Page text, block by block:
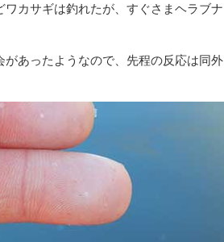
カサギは釣れたが、すぐさまヘラブナ
あったようなので、先程の反応は同外